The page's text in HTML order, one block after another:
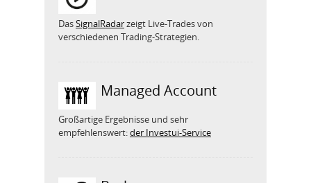
DasSignalRadarzeigt Live-Trades von
verschiedenen Trading-Strategien.
Managed Account
Großartige Ergebnisse und sehr
empfehlenswert:der Investui-Service